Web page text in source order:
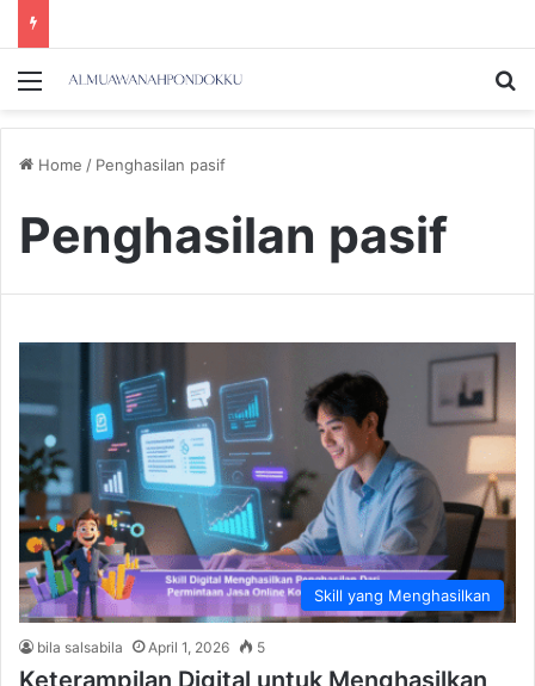
Menu
Home / Penghasilan pasif
Penghasilan pasif
Skill yang Menghasilkan
bila salsabila April 1, 2026 5
Keterampilan Digital untuk Menghasilkan